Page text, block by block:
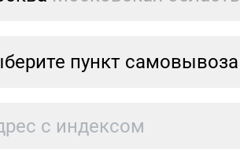
пункт самовывоза